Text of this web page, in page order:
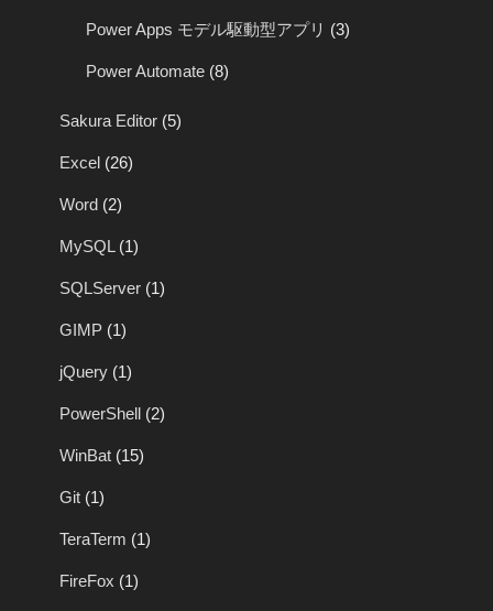
Power Apps モデル駆動型アプリ (3)
Power Automate (8)
Sakura Editor (5)
Excel (26)
Word (2)
MySQL (1)
SQLServer (1)
GIMP (1)
jQuery (1)
PowerShell (2)
WinBat (15)
Git (1)
TeraTerm (1)
FireFox (1)